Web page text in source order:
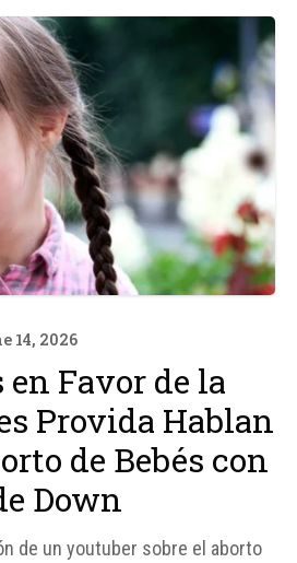
14, 2026
en Favor de la
Provida Hablan
de Bebés con
Down
de un youtuber sobre el aborto